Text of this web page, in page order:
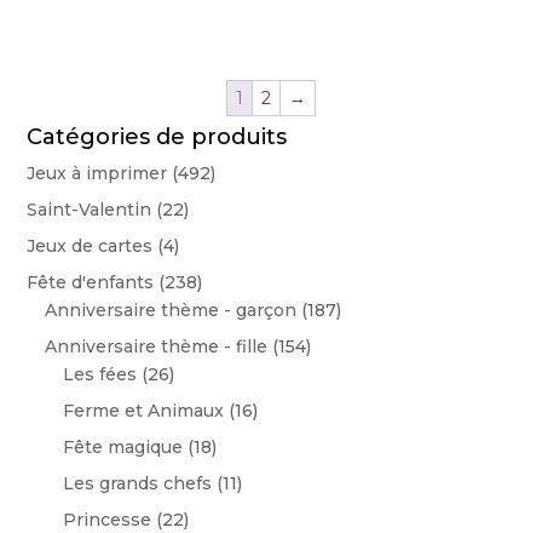
1 2 →
Catégories de produits
Jeux à imprimer (492)
Saint-Valentin (22)
Jeux de cartes (4)
Fête d'enfants (238)
Anniversaire thème - garçon (187)
Anniversaire thème - fille (154)
Les fées (26)
Ferme et Animaux (16)
Fête magique (18)
Les grands chefs (11)
Princesse (22)